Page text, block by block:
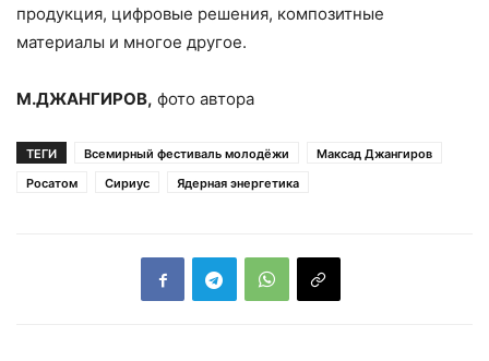
продукция, цифровые решения, композитные
материалы и многое другое.
М.ДЖАНГИРОВ, фото автора
ТЕГИ Всемирный фестиваль молодёжи
Максад Джангиров
Росатом
Сириус Ядерная энергетика